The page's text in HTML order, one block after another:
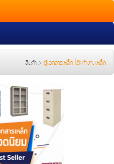
สินค้า > ตู้เอกสารเหล็ก โต๊ะทำงานเหล็ก